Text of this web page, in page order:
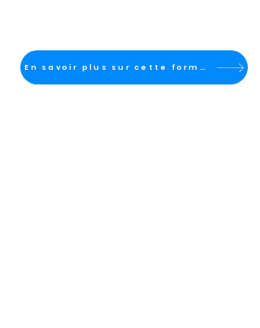
En savoir plus sur cette formation